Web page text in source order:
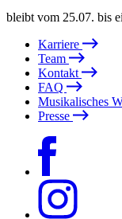
bleibt vom 25.07. bis
Karriere
Team
Kontakt
FAQ
Musikalisches
Presse